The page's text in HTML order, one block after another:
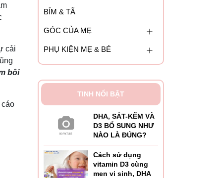
cải
bôi
BỈM & TÃ
GÓC CỦA MẸ
PHỤ KIỆN MẸ & BÉ
TINH NỔI BẬT
DHA, SẮT-KẼM VÀ
D3 BỔ SUNG NHƯ
NÀO LÀ ĐÚNG?
Cách sử dụng
vitamin D3 cùng
men vi sinh, DHA